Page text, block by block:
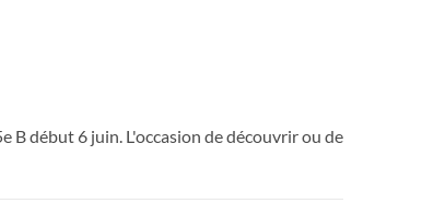
B début 6 juin. L'occasion de découvrir ou de